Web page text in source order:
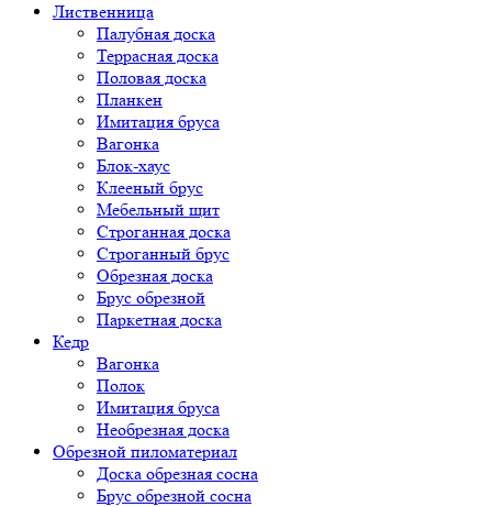
Лиственница
Палубная доска
Террасная доска
Половая доска
Планкен
Имитация бруса
Вагонка
Блок-хаус
Клееный брус
Мебельный щит
Строганная доска
Строганный брус
Обрезная доска
Брус обрезной
Паркетная доска
Кедр
Вагонка
Полок
Имитация бруса
Необрезная доска
Обрезной пиломатериал
Доска обрезная сосна
Брус обрезной сосна